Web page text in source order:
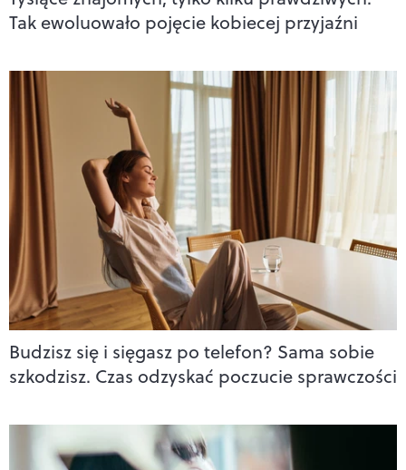
Tak ewoluowało pojęcie kobiecej przyjaźni
Budzisz się i sięgasz po telefon? Sama sobie
szkodzisz. Czas odzyskać poczucie sprawczości